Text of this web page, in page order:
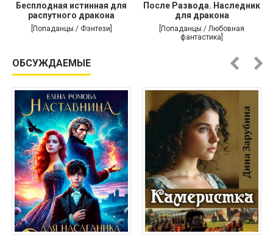
Бесплодная истинная для
распутного дракона
[Попаданцы / Фэнтези]
После Развода. Наследник
для дракона
[Попаданцы / Любовная
фантастика]
ОБСУЖДАЕМЫЕ